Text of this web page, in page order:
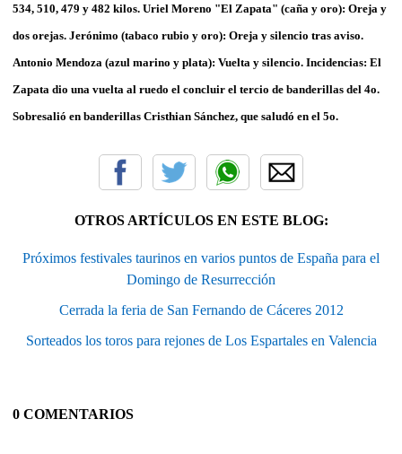
534, 510, 479 y 482 kilos. Uriel Moreno "El Zapata" (caña y oro): Oreja y
dos orejas. Jerónimo (tabaco rubio y oro): Oreja y silencio tras aviso.
Antonio Mendoza (azul marino y plata): Vuelta y silencio. Incidencias: El
Zapata dio una vuelta al ruedo el concluir el tercio de banderillas del 4o.
Sobresalió en banderillas Cristhian Sánchez, que saludó en el 5o.
OTROS ARTÍCULOS EN ESTE BLOG:
Próximos festivales taurinos en varios puntos de España para el
Domingo de Resurrección
Cerrada la feria de San Fernando de Cáceres 2012
Sorteados los toros para rejones de Los Espartales en Valencia
0 COMENTARIOS